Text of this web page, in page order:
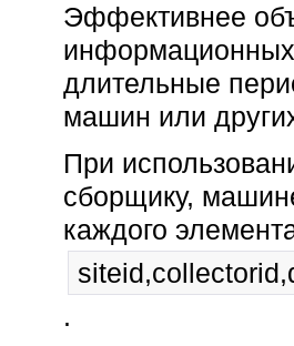
Эффективнее
длительные
машин или
При
сборщику,
каждого
.